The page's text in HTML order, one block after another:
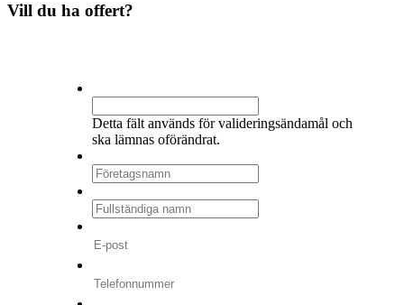
Vill du ha offert?
Detta fält används för valideringsändamål och
ska lämnas oförändrat.